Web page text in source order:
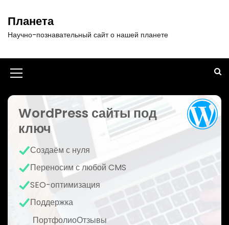
т
Планета
Научно-познавательный сайт о нашей планете
И
к
о
н
к
а
м
WordPress сайты под
ключ
Создаём с нуля
Переносим с любой CMS
SEO-оптимизация
Поддержка
ПортфолиоОтзывы